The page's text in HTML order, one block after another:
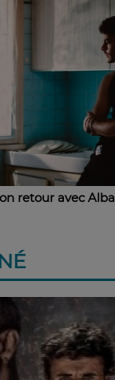
retour avec Alba